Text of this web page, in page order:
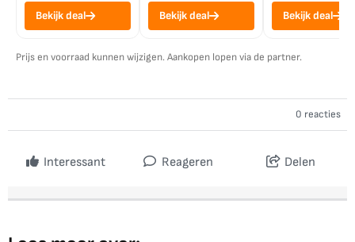
Bekijk deal Bekijk deal Bekijk deal
Prijs en voorraad kunnen wijzigen. Aankopen lopen via de partner.
0 reacties
Interessant Reageren Delen